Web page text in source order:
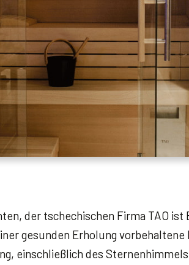
der tschechischen Firma TAO
gesunden Erholung
einschließlich des